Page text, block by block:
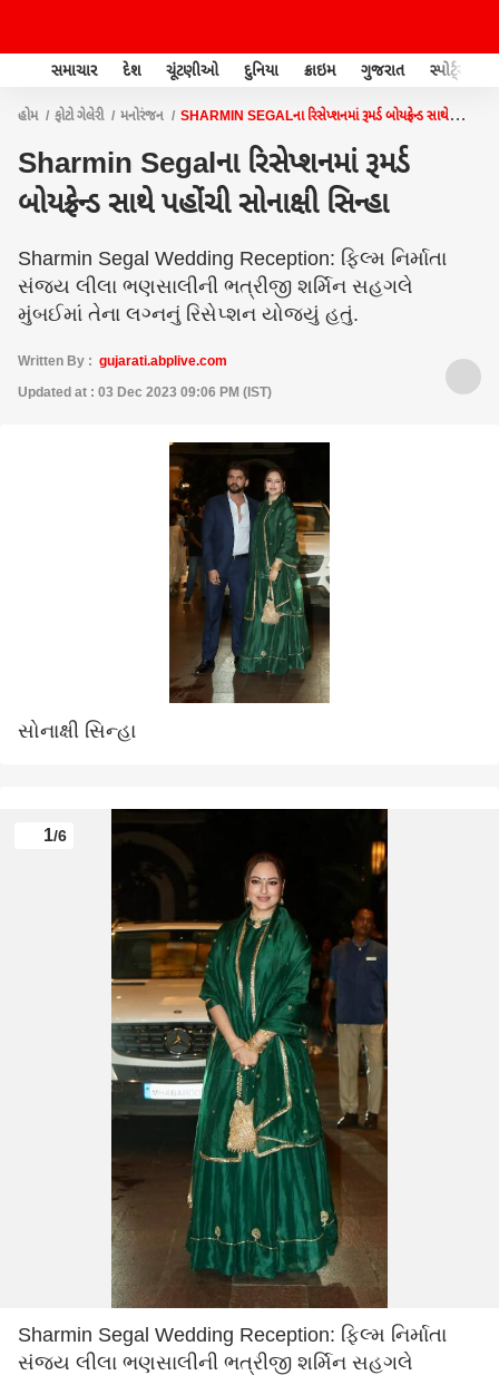
સમાચાર દેશ ચૂંટણીઓ દુનિયા ક્રાઇમ ગુજરાત સ્પોર્ટ્સ
હોમ ફોટો ગેલેરી મનોરંજન
SHARMIN SEGALના રિસેપ્શનમાં રૂમર્ડ બોયફ્રેન્ડ સાથે
Sharmin Segalના રિસેપ્શનમાં રૂમર્ડ
બોયફ્રેન્ડ સાથે પહોંચી સોનાક્ષી સિન્હા
Sharmin Segal Wedding Reception: ફિલ્મ નિર્માતા
સંજય લીલા ભણસાલીની ભત્રીજી શર્મિન સહગલે
મુંબઈમાં તેના લગ્નનું રિસેપ્શન યોજ્યું હતું.
Written By : gujarati.abplive.com
Updated at : 03 Dec 2023 09:06 PM (IST)
સોનાક્ષી સિન્હા
1/6
Sharmin Segal Wedding Reception: ફિલ્મ નિર્માતા
સંજય લીલા ભણસાલીની ભત્રીજી શર્મિન સહગલે